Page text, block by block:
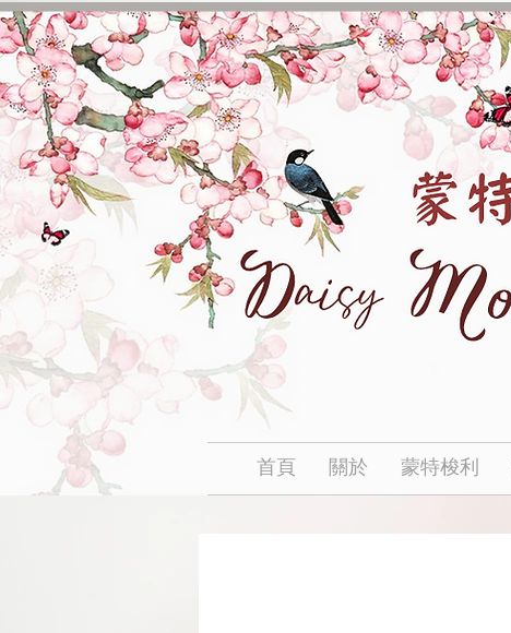
首頁 關於 蒙特梭利